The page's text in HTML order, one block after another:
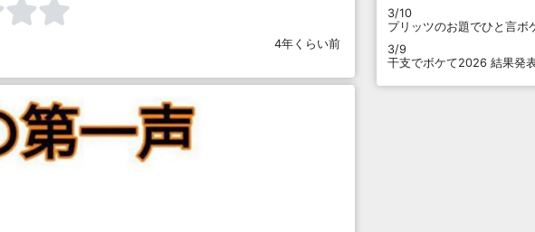
4年くらい前
3/10
プリッツのお題でひと言ボ
3/9
干支でボケて2026 結果発